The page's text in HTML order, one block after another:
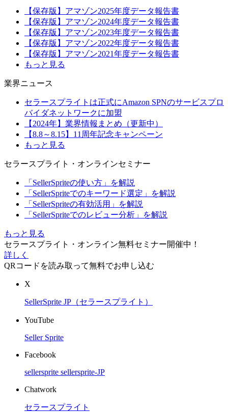
【保存版】アマゾン2025年度データ報告書
【保存版】アマゾン2024年度データ報告書
【保存版】アマゾン2023年度データ報告書
【保存版】アマゾン2022年度データ報告書
【保存版】アマゾン2021年度データ報告書
もっと見る
業界ニュース
セラースプライトは正式にAmazon SPNのサービスプロ
バイダネットワークに加盟
【2024年】業界情報まとめ（更新中）
【8.8～8.15】11周年記念キャンペーン
もっと見る
セラースプライト・オンラインセミナー
「SellerSpriteの使い方」を解説
「SellerSpriteでのキーワード選定」を解説
「SellerSpriteの有効活用」を解説
「SellerSpriteでのレビュー分析」を解説
もっと見る
セラースプライト・オンライン無料セミナー開催中！
詳しく
QRコードを読み取って無料でお申し込む
X
SellerSprite JP（セラースプライト）
YouTube
Seller Sprite
Facebook
sellersprite sellersprite-JP
Chatwork
セラースプライト